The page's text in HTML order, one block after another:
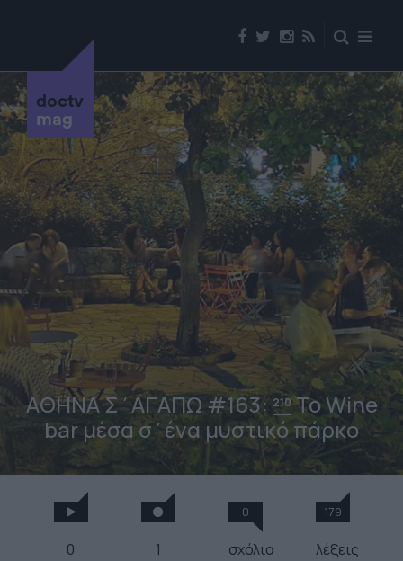
doctv
mag
ΑΘΗΝΑ Σ΄ΑΓΑΠΩ #163: 210To Wine
bar μέσα σ΄ένα μυστικό πάρκο
0 1
0
σχόλια
179
λέξεις